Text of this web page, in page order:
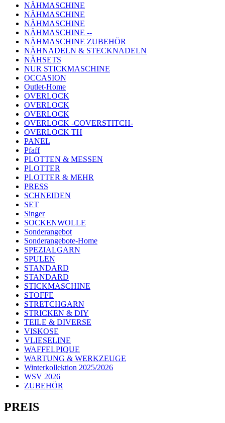
NÄHMASCHINE
NÄHMASCHINE
NÄHMASCHINE
NÄHMASCHINE --
NÄHMASCHINE ZUBEHÖR
NÄHNADELN & STECKNADELN
NÄHSETS
NUR STICKMASCHINE
OCCASION
Outlet-Home
OVERLOCK
OVERLOCK
OVERLOCK
OVERLOCK -COVERSTITCH-
OVERLOCK TH
PANEL
Pfaff
PLOTTEN & MESSEN
PLOTTER
PLOTTER & MEHR
PRESS
SCHNEIDEN
SET
Singer
SOCKENWOLLE
Sonderangebot
Sonderangebote-Home
SPEZIALGARN
SPULEN
STANDARD
STANDARD
STICKMASCHINE
STOFFE
STRETCHGARN
STRICKEN & DIY
TEILE & DIVERSE
VISKOSE
VLIESELINE
WAFFELPIQUE
WARTUNG & WERKZEUGE
Winterkollektion 2025/2026
WSV 2026
ZUBEHÖR
PREIS